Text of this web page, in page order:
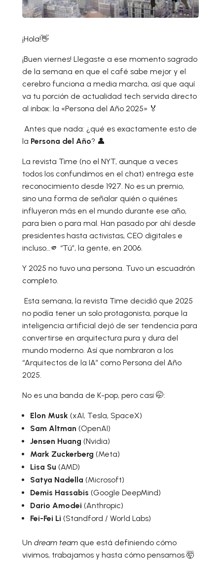
¡Hola!👋
¡Buen viernes! Llegaste a ese momento sagrado
de la semana en que el café sabe mejor y el
cerebro funciona a media marcha, así que aquí
va tu porción de actualidad tech servida directo
al inbox: la «Persona del Año 2025» 🏅
Antes que nada: ¿qué es exactamente esto de
la Persona del Año? 👤
La revista Time (no el NYT, aunque a veces
todos los confundimos en el chat) entrega este
reconocimiento desde 1927. No es un premio,
sino una forma de señalar quién o quiénes
influyeron más en el mundo durante ese año,
para bien o para mal. Han pasado por ahí desde
presidentes hasta activistas, CEO digitales e
incluso…🫵 “Tú”, la gente, en 2006.
Y 2025 no tuvo una persona. Tuvo un escuadrón
completo.
Esta semana, la revista Time decidió que 2025
no podía tener un solo protagonista, porque la
inteligencia artificial dejó de ser tendencia para
convertirse en arquitectura pura y dura del
mundo moderno. Así que nombraron a los
“Arquitectos de la IA” como Persona del Año
2025.
No es una banda de K-pop, pero casi 🤭:
Elon Musk (xAI, Tesla, SpaceX)
Sam Altman (OpenAI)
Jensen Huang (Nvidia)
Mark Zuckerberg (Meta)
Lisa Su (AMD)
Satya Nadella (Microsoft)
Demis Hassabis (Google DeepMind)
Dario Amodei (Anthropic)
Fei-Fei Li (Standford / World Labs)
Un dream teamque está definiendo cómo
vivimos, trabajamos y hasta cómo pensamos 🤯